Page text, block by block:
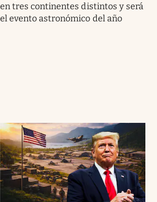
en tres continentes distintos y será
el evento astronómico del año